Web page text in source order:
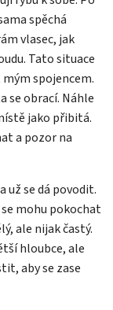
spěchá
vlasec, jak
Tato situace
spojencem.
se obrací. Náhle
jako přibitá.
a pozor na
už se dá povodit.
mohu pokochat
ale nijak častý.
hloubce, ale
aby se zase